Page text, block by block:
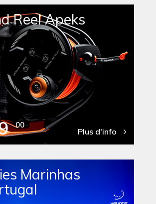
Reel Apeks
00
Plus d'info
Marinhas